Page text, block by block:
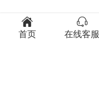

首页

在线客服